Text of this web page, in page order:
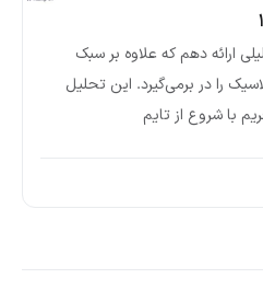
ارائه دهم که علاوه بر سبک
را در برمی‌گیرد. این تحلیل
با شروع از تایم